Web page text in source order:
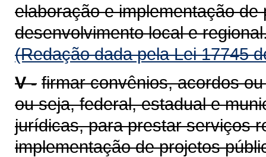
elaboração e implementação
desenvolvimento local e
(Redação dada pela Lei 17745
V - firmar convênios, acordos
ou seja, federal, estadual e
jurídicas, para prestar serviços
implementação de projetos